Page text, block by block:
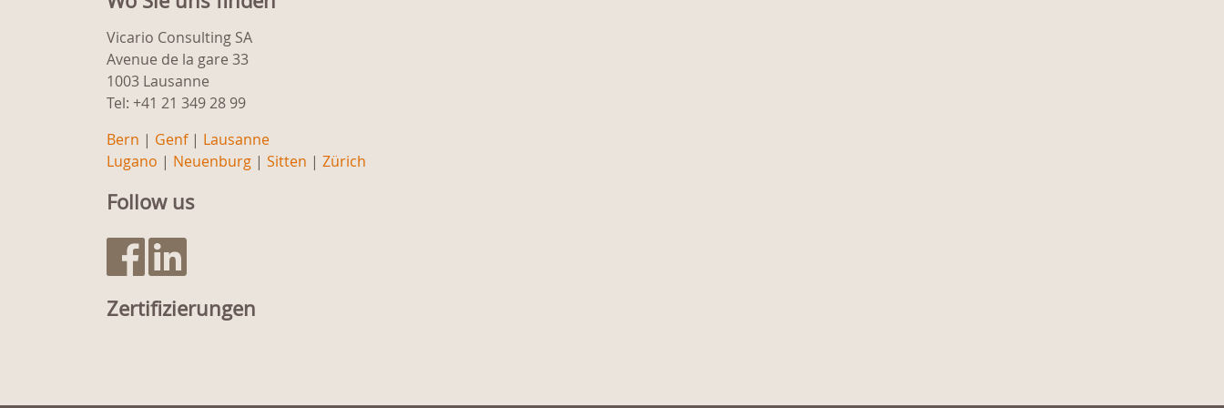
Vicario Consulting SA
Avenue de la gare 33
1003 Lausanne
Tel: +41 21 349 28 99
Bern | Genf| Lausanne
Lugano | Neuenburg | Sitten | Zürich
Follow us
Zertifizierungen